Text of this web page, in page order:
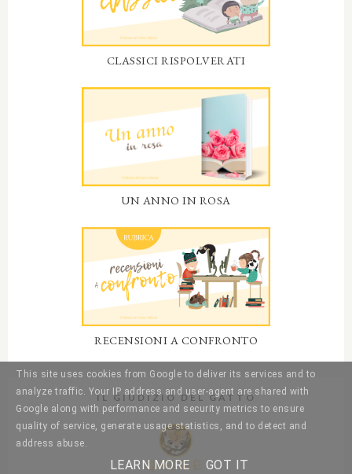
CLASSICI RISPOLVERATI
UN ANNO IN ROSA
RECENSIONI A CONFRONTO
IL GIUDIZIO DEL GATTO
This site uses cookies from Google to deliver its services and to
analyze traffic. Your IP address and user-agent are shared with
Google along with performance and security metrics to ensure
quality of service, generate usage statistics, and to detect and
address abuse.
LEARN MORE GOT IT